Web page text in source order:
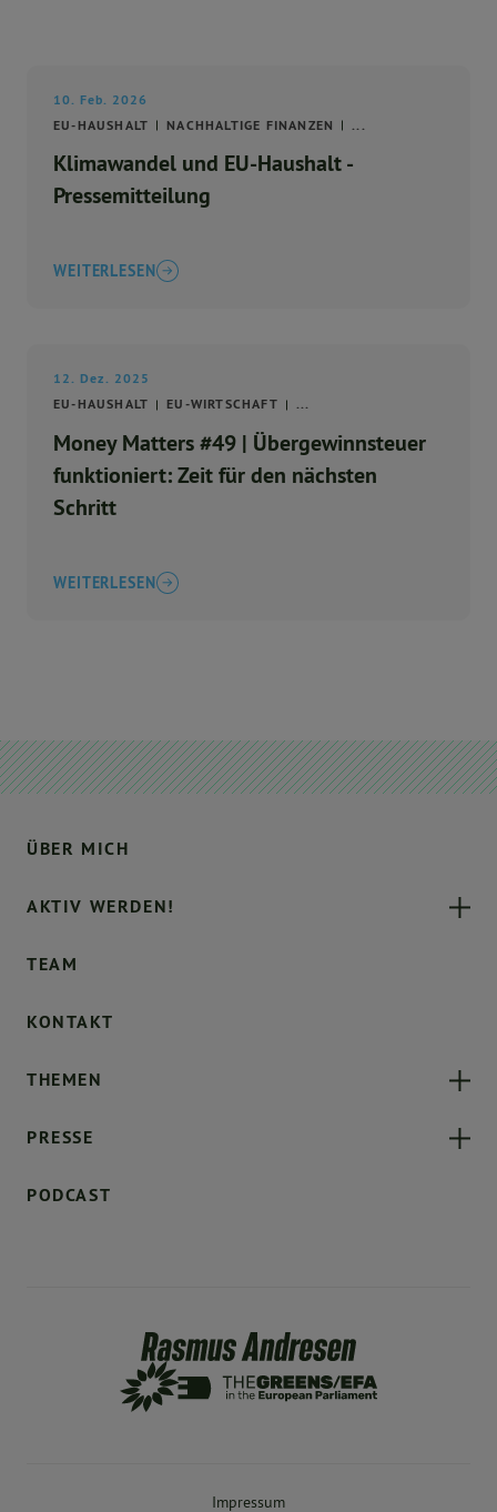
10. Feb. 2026
EU-HAUSHALT
NACHHALTIGE FINANZEN ...
Klimawandel und EU-Haushalt -
Pressemitteilung
WEITERLESEN
12. Dez. 2025
EU-HAUSHALT
EU-WIRTSCHAFT ...
Money Matters #49 | Übergewinnsteuer
funktioniert: Zeit für den nächsten
Schritt
WEITERLESEN
ÜBER MICH
AKTIV WERDEN!
TEAM
KONTAKT
THEMEN
PRESSE
PODCAST
Impressum